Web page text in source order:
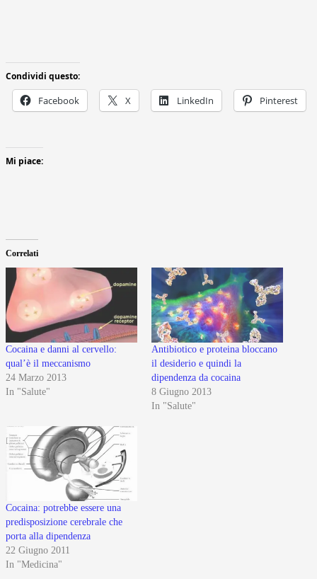
Condividi questo:
Facebook X LinkedIn Pinterest
Mi piace:
Correlati
Cocaina e danni al cervello:
qual’è il meccanismo
24 Marzo 2013
In "Salute"
Antibiotico e proteina bloccano
il desiderio e quindi la
dipendenza da cocaina
8 Giugno 2013
In "Salute"
Cocaina: potrebbe essere una
predisposizione cerebrale che
porta alla dipendenza
22 Giugno 2011
In "Medicina"